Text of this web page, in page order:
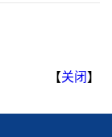
【关闭 】